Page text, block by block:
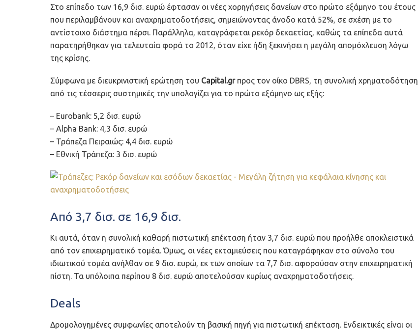
Στο επίπεδο των 16,9 δισ. ευρώ έφτασαν οι νέες χορηγήσεις δανείων στο πρώτο εξάμηνο του έτους
που περιλαμβάνουν και αναχρηματοδοτήσεις, σημειώνοντας άνοδο κατά 52%, σε σχέση με το
αντίστοιχο διάστημα πέρσι. Παράλληλα, καταγράφεται ρεκόρ δεκαετίας, καθώς τα επίπεδα αυτά
παρατηρήθηκαν για τελευταία φορά το 2012, όταν είχε ήδη ξεκινήσει η μεγάλη απομόχλευση λόγω
της κρίσης.
Σύμφωνα με διευκρινιστική ερώτηση του Capital.grπρος τον οίκο DBRS, τη συνολική χρηματοδότηση
από τις τέσσερις συστημικές την υπολογίζει για το πρώτο εξάμηνο ως εξής:
– Εurobank: 5,2 δισ. ευρώ
– Alpha Bank: 4,3 δισ. ευρώ
– Τράπεζα Πειραιώς: 4,4 δισ. ευρώ
– Εθνική Τράπεζα: 3 δισ. ευρώ
Από 3,7 δισ. σε 16,9 δισ.
Κι αυτά, όταν η συνολική καθαρή πιστωτική επέκταση ήταν 3,7 δισ. ευρώ που προήλθε αποκλειστικά
από τον επιχειρηματικό τομέα. Όμως, οι νέες εκταμιεύσεις που καταγράφηκαν στο σύνολο του
ιδιωτικού τομέα ανήλθαν σε 9 δισ. ευρώ, εκ των οποίων τα 7,7 δισ. αφορούσαν στην επιχειρηματική
πίστη. Τα υπόλοιπα περίπου 8 δισ. ευρώ αποτελούσαν κυρίως αναχρηματοδοτήσεις.
Deals
Δρομολογημένες συμφωνίες αποτελούν τη βασική πηγή για πιστωτική επέκταση. Ενδεικτικές είναι οι